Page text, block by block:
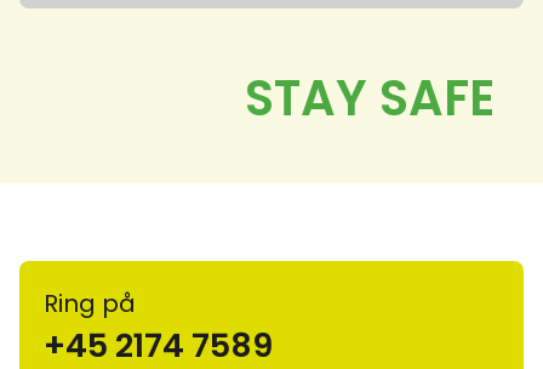
Ring på
+45 2174 7589